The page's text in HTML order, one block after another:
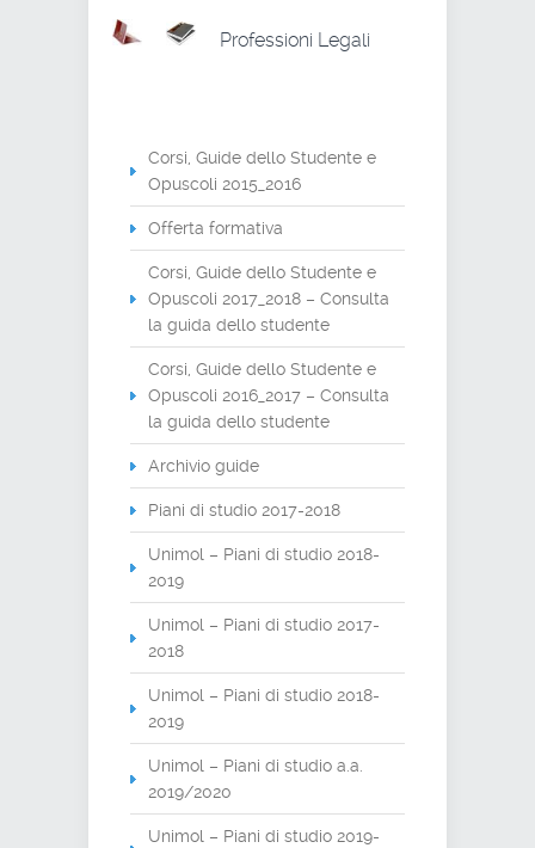
Professioni Legali
Corsi, Guide dello Studente e
Opuscoli 2015_2016
Offerta formativa
Corsi, Guide dello Studente e
Opuscoli 2017_2018 – Consulta
la guida dello studente
Corsi, Guide dello Studente e
Opuscoli 2016_2017 – Consulta
la guida dello studente
Archivio guide
Piani di studio 2017-2018
Unimol – Piani di studio 2018-
2019
Unimol – Piani di studio 2017-
2018
Unimol – Piani di studio 2018-
2019
Unimol – Piani di studio a.a.
2019/2020
Unimol – Piani di studio 2019-